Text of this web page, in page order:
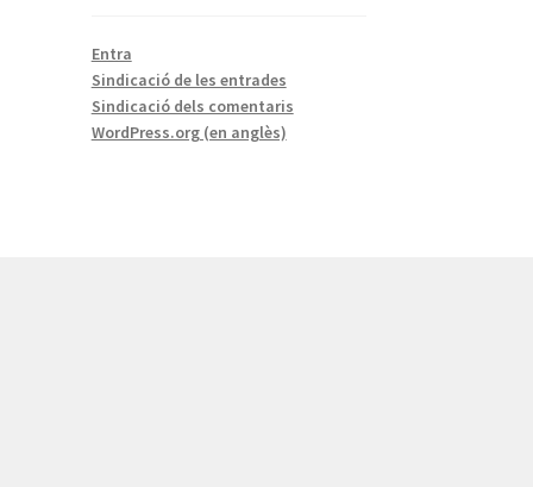
Entra
Sindicació de les entrades
Sindicació dels comentaris
WordPress.org (en anglès)